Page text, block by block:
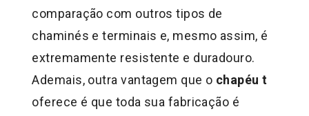
comparação com outros tipos de
chaminés e terminais e, mesmo assim, é
extremamente resistente e duradouro.
Ademais, outra vantagem que o chapéu t
oferece é que toda sua fabricação é